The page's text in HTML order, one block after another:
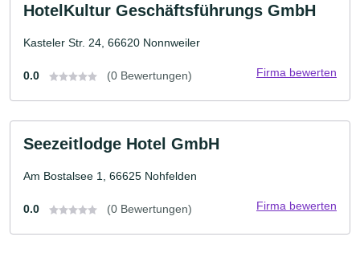
HotelKultur Geschäftsführungs GmbH
Kasteler Str. 24, 66620 Nonnweiler
0.0 (0 Bewertungen) Firma bewerten
Seezeitlodge Hotel GmbH
Am Bostalsee 1, 66625 Nohfelden
0.0 (0 Bewertungen) Firma bewerten